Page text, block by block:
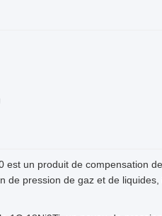
est un produit de compensation
de pression de gaz et de